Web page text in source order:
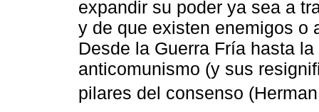
expandir su poder ya sea a
y de que existen enemigos o
Desde la Guerra Fría hasta
anticomunismo (y sus
pilares del consenso